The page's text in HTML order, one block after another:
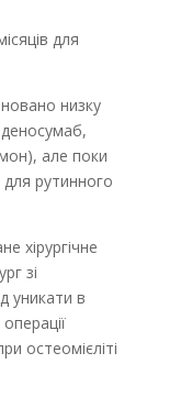
для
низку
але поки
рутинного
хірургічне
зі
уникати в
остеомієліті